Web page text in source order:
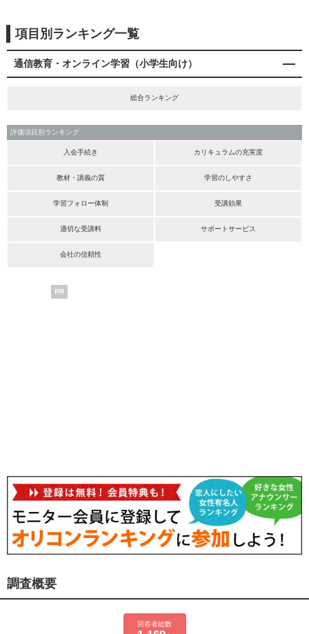
項目別ランキング一覧
通信教育・オンライン学習（小学生向け）
総合ランキング
評価項目別ランキング
入会手続き カリキュラムの充実度
教材・講義の質 学習のしやすさ
学習フォロー体制 受講効果
適切な受講料 サポートサービス
会社の信頼性
PR
調査概要
回答者総数